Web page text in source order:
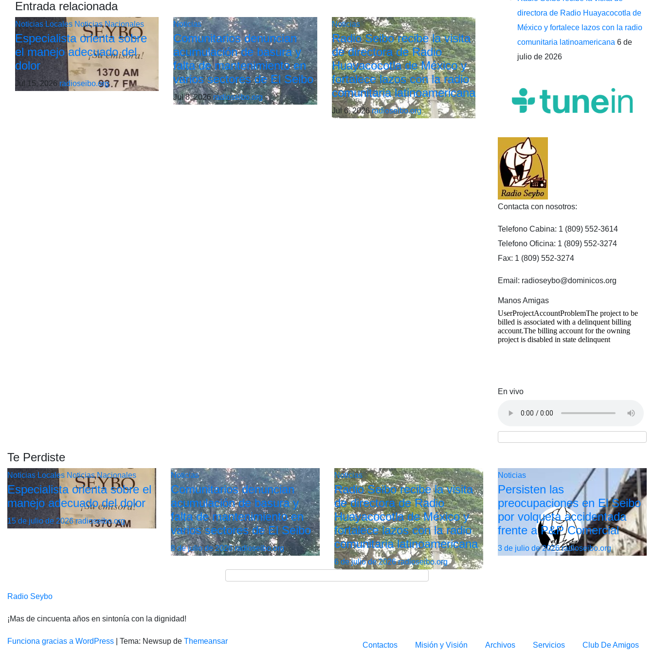
Entrada relacionada
Noticias Locales Noticias Nacionales
Especialista orienta sobre
el manejo adecuado del
dolor
Jul 15, 2026 radioseibo.org
Noticias
Comunitarios denuncian
acumulación de basura y
falta de mantenimiento en
varios sectores de El Seibo
Jul 8, 2026radioseibo.org
Noticias
Radio Seibo recibe la visita
de directora de Radio
Huayacocotla de México y
fortalece lazos con la radio
comunitaria latinoamericana
Jul 6, 2026radioseibo.org
directora de Radio Huayacocotla de
México y fortalece lazos con la radio
comunitaria latinoamericana 6 de
julio de 2026
Contacta con nosotros:
Telefono Cabina: 1 (809) 552-3614
Telefono Oficina: 1 (809) 552-3274
Fax: 1 (809) 552-3274
Email: radioseybo@dominicos.org
Manos Amigas
En vivo
Te Perdiste
Noticias Locales Noticias Nacionales
Especialista orienta sobre el
manejo adecuado del dolor
15 de julio de 2026radioseibo.org
Noticias
Comunitarios denuncian
acumulación de basura y
falta de mantenimiento en
varios sectores de El Seibo
8 de julio de 2026radioseibo.org
Noticias
Radio Seibo recibe la visita
de directora de Radio
Huayacocotla de México y
fortalece lazos con la radio
comunitaria latinoamericana
6 de julio de 2026radioseibo.org
Noticias
Persisten las
preocupaciones en El Seibo
por volqueta accidentada
frente a P&P Comercial
3 de julio de 2026radioseibo.org
Radio Seybo
¡Mas de cincuenta años en sintonía con la dignidad!
Funciona gracias a WordPress Tema: Newsup de Themeansar Contactos Misión y Visión Archivos Servicios Club De Amigos